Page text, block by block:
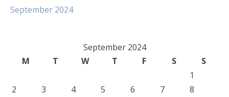
September 2024
September 2024
M
T W T F S
S
1
2
3 4 5 6 7 8